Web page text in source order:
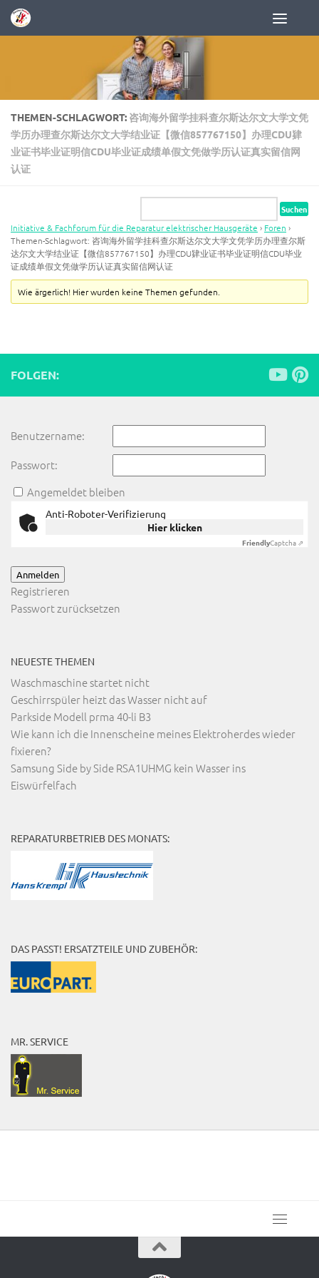
Zum Inhalt springen
THEMEN-SCHLAGWORT: 咨询海外留学挂科查尔斯达尔文大学文凭
学历办理查尔斯达尔文大学结业证【微信857767150】办理CDU肄
业证书毕业证明信CDU毕业证成绩单假文凭做学历认证真实留信网
认证
Initiative & Fachforum für die Reparatur elektrischer Hausgeräte › Foren ›
Themen-Schlagwort: 咨询海外留学挂科查尔斯达尔文大学文凭学历办理查尔斯
达尔文大学结业证【微信857767150】办理CDU肄业证书毕业证明信CDU毕业
证成绩单假文凭做学历认证真实留信网认证
Wie ärgerlich! Hier wurden keine Themen gefunden.
FOLGEN:
Benutzername:
Passwort:
Angemeldet bleiben
Anti-Roboter-Verifizierung
Hier klicken
FriendlyCaptcha ⇗
Anmelden
Registrieren
Passwort zurücksetzen
NEUESTE THEMEN
Waschmaschine startet nicht
Geschirrspüler heizt das Wasser nicht auf
Parkside Modell prma 40-li B3
Wie kann ich die Innenscheine meines Elektroherdes wieder
fixieren?
Samsung Side by Side RSA1UHMG kein Wasser ins
Eiswürfelfach
REPARATURBETRIEB DES MONATS:
DAS PASST! ERSATZTEILE UND ZUBEHÖR:
MR. SERVICE